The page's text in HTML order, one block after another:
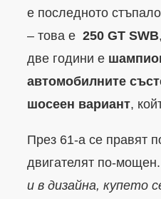
е последното
– това е 250 GT SWB
две години е
автомобилните
шосеен вариант,
През 61-а се правят
двигателят по-мощен.
и в дизайна, купето